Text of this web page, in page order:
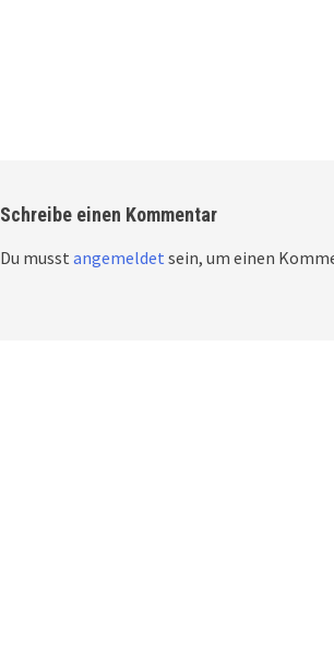
Schreibe einen Kommentar
Du musst angemeldet sein, um einen